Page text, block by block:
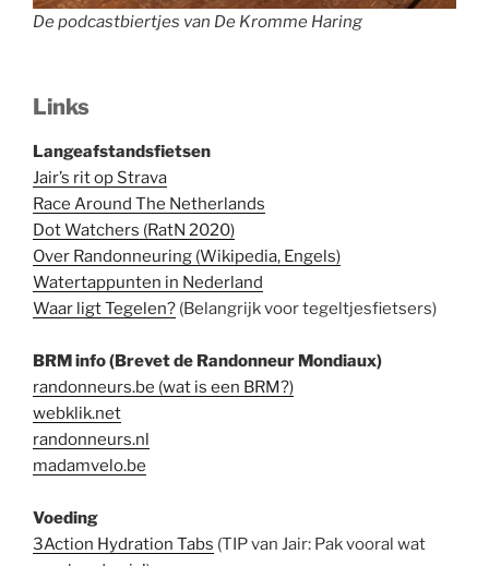
De podcastbiertjes van De Kromme Haring
Links
Langeafstandsfietsen
Jair’s rit op Strava
Race Around The Netherlands
Dot Watchers (RatN 2020)
Over Randonneuring (Wikipedia, Engels)
Watertappunten in Nederland
Waar ligt Tegelen? (Belangrijk voor tegeltjesfietsers)
BRM info (Brevet de Randonneur Mondiaux)
randonneurs.be (wat is een BRM?)
webklik.net
randonneurs.nl
madamvelo.be
Voeding
3Action Hydration Tabs (TIP van Jair: Pak vooral wat